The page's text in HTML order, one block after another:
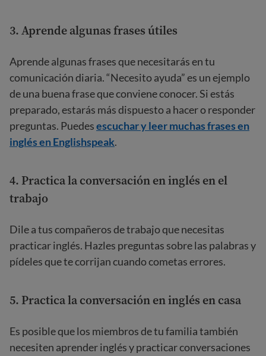
3. Aprende algunas frases útiles
Aprende algunas frases que necesitarás en tu
comunicación diaria. “Necesito ayuda” es un ejemplo
de una buena frase que conviene conocer. Si estás
preparado, estarás más dispuesto a hacer o responder
preguntas. Puedesescuchar y leer muchas frases en
inglés en Englishspeak.
4. Practica la conversación en inglés en el
trabajo
Dile a tus compañeros de trabajo que necesitas
practicar inglés. Hazles preguntas sobre las palabras y
pídeles que te corrijan cuando cometas errores.
5. Practica la conversación en inglés en casa
Es posible que los miembros de tu familia también
necesiten aprender inglés y practicar conversaciones